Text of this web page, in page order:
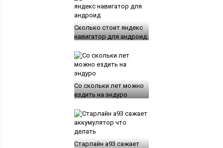
Сколько стоит яндекс
навигатор для андроид
Со скольки лет можно
ездить на эндуро
Старлайн а93 сажает